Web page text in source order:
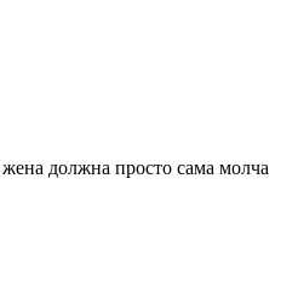
должна просто сама молча